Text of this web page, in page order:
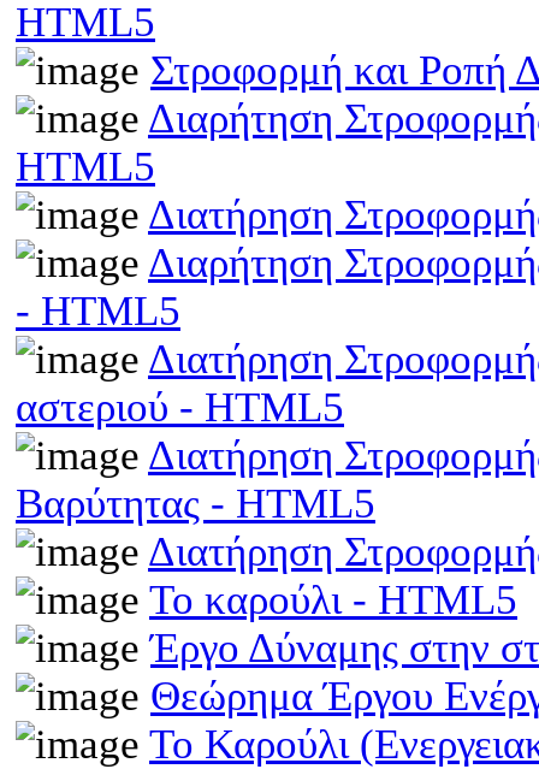
HTML5
Στροφορμή και Ροπή
Διαρήτηση
HTML5
Διατήρηση
Διαρήτηση
- HTML5
Διατήρηση
αστεριού - HTML5
Διατήρηση
Βαρύτητας - HTML5
Διατήρηση
Το καρούλι - HTML5
Έργο Δύναμης στην
Θεώρημα Έργου
Το Καρούλι